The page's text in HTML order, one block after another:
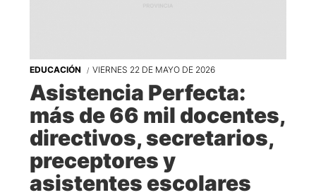
EDUCACIÓN VIERNES 22 DE MAYO DE 2026
Asistencia Perfecta:
más de 66 mil docentes,
directivos, secretarios,
preceptores y
asistentes escolares